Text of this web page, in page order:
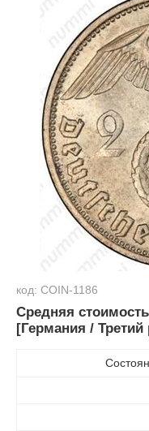
код: COIN-1186
Средняя
[Германия / Третий